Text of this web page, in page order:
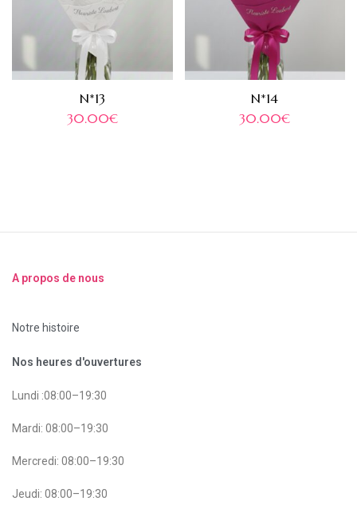
N*13
30.00€
N*14
30.00€
A propos de nous
Notre histoire
Nos heures d'ouvertures
Lundi :08:00–19:30
Mardi: 08:00–19:30
Mercredi: 08:00–19:30
Jeudi: 08:00–19:30